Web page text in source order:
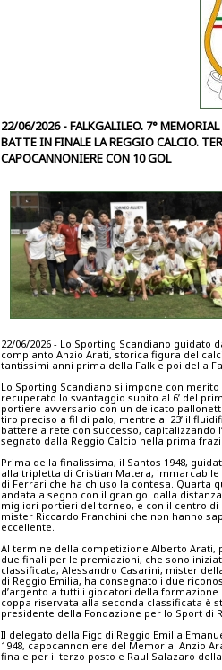
22/06/2026 - FALKGALILEO. 7°
BATTE IN FINALE LA REGGIO CALCIO.
CAPOCANNONIERE CON 10 GOL
22/06/2026 - Lo Sporting Scandiano
compianto Anzio Arati, storica figura del
tantissimi anni prima della Falk e poi della
Lo Sporting Scandiano si impone con
recuperato lo svantaggio subito al 6’ del
portiere avversario con un delicato
tiro preciso a fil di palo, mentre al 23’ il
battere a rete con successo, capitalizzando
segnato dalla Reggio Calcio nella prima
Prima della finalissima, il Santos 1948,
alla tripletta di Cristian Matera,
di Ferrari che ha chiuso la contesa. Quarta
andata a segno con il gran gol dalla
migliori portieri del torneo, e con il centro
mister Riccardo Franchini che non hanno
eccellente.
Al termine della competizione Alberto
due finali per le premiazioni, che sono
classificata, Alessandro Casarini, mister
di Reggio Emilia, ha consegnato i due
d’argento a tutti i giocatori della
coppa riservata alla seconda classificata è
presidente della Fondazione per lo Sport di
Il delegato della Figc di Reggio Emilia
1948, capocannoniere del Memorial Anzio
finale per il terzo posto e Raul Salazaro